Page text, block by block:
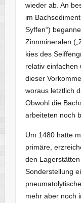
wieder ab. An
im
Syffen“)
Zinnmineralen
kies des
relativ einfachen
dieser
woraus letztlich
Obwohl die
arbeiteten noch
Um 1480 hatte
primäre,
den
Sonderstellung
mehr aber noch